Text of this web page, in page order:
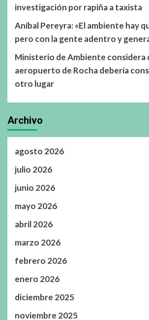
investigación por rapiña a taxista
Aníbal Pereyra: «El ambiente hay
pero con la gente adentro y
Ministerio de Ambiente considera
aeropuerto de Rocha debería
otro lugar
Archivo
agosto 2026
julio 2026
junio 2026
mayo 2026
abril 2026
marzo 2026
febrero 2026
enero 2026
diciembre 2025
noviembre 2025